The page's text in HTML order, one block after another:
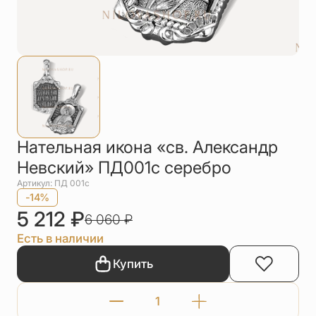
Цепи
Чётки
Другое
Нательная икона «св. Александр
Невский» ПД001с серебро
Артикул: ПД 001с
-14%
5 212 ₽6 060₽
Есть в наличии
Купить
Количество